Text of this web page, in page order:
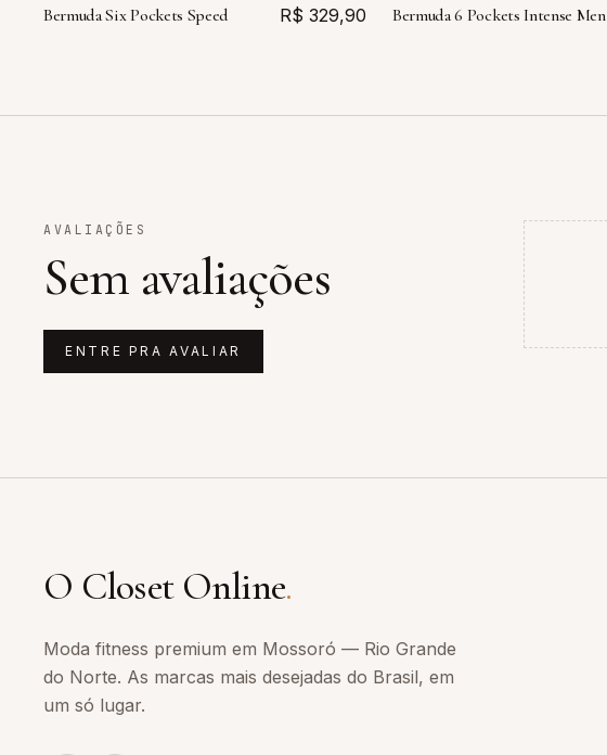
Bermuda Six Pockets Speed R$ 329,90 Bermuda 6 Pockets Intense Men
AVALIAÇÕES
Sem avaliações
ENTRE PRA AVALIAR
O Closet Online.
Moda fitness premium em Mossoró — Rio Grande
do Norte. As marcas mais desejadas do Brasil, em
um só lugar.